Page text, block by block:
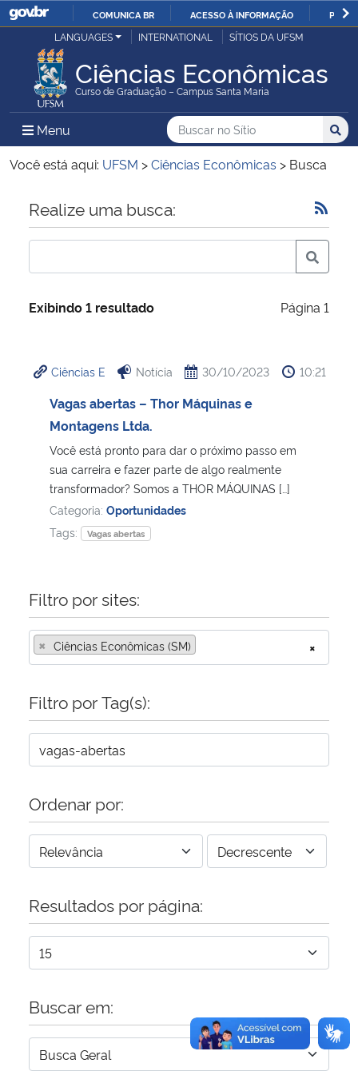
IR
O
COMUNICA BR ACESSO À INFORMAÇÃO
Ministério da Justiça e Segurança Pública
Ministério da Defesa
Ministério das Relações Exteriores
Ministério da Economia
Ministério da Infraestrutura
Ministério da Cidadania
Ministério da Saúde
Ministério de Minas e Energia
Ministério do Meio Ambiente
Controladoria-Geral da União
Ministério da Mulher, da Família e dos Direitos Humanos
Secretaria-Geral
Gabinete de Segurança Institucional
Banco Central do Brasil
Planalto
LANGUAGES INTERNATIONAL SÍTIOS DA UFSM
Ciências Econômicas
Curso de Graduação – Campus Santa Maria
Menu Menu Principal do Sítio
Busca
Buscar no no Sítio
Busca:
Você está aqui: UFSM >Ciências Econômicas > Busca
Início do conteúdo
Realize uma busca:
Exibindo 1 resultado Página 1
Ciências E Notícia 30/10/2023 10:21
Vagas abertas – Thor Máquinas e
Montagens Ltda.
Você está pronto para dar o próximo passo em
sua carreira e fazer parte de algo realmente
transformador? Somos a THOR MÁQUINAS […]
Categoria: Oportunidades
Tags:
Vagas abertas
Filtro por sites:
×
× Ciências Econômicas (SM)
Filtro por Tag(s):
Ordenar por:
Resultados por página:
Buscar em: